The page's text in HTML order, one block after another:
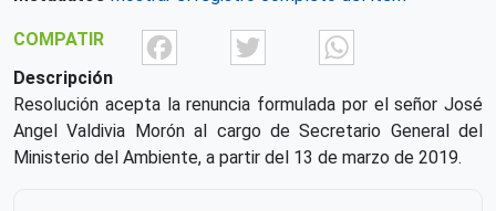
COMPATIR FacebookTwitter
Descripción
Resolución acepta la renuncia formulada por el señor José
Angel Valdivia Morón al cargo de Secretario General del
Ministerio del Ambiente, a partir del 13 de marzo de 2019.